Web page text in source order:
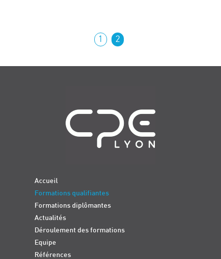
1 2
Accueil
Formations qualifiantes
Formations diplômantes
Actualités
Déroulement des formations
Equipe
Références